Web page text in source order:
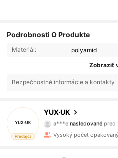
Podrobnosti O Produkte
Materiál: polyamid
Zobraziť
Bezpečnostné informácie a kontakty
Predajca
YUX·UK
4.86
10K Sledovatelia
Vysoký počet